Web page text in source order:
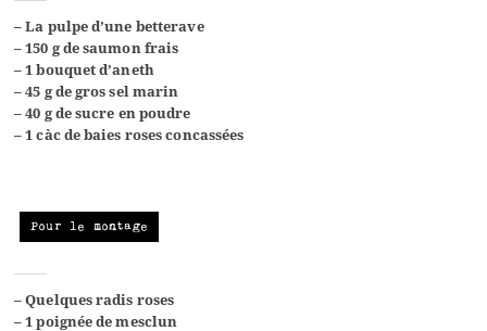
– La pulpe d’une betterave
– 150 g de saumon frais
– 1 bouquet d’aneth
– 45 g de gros sel marin
– 40 g de sucre en poudre
– 1 càc de baies roses concassées
Pour le montage
– Quelques radis roses
– 1 poignée de mesclun